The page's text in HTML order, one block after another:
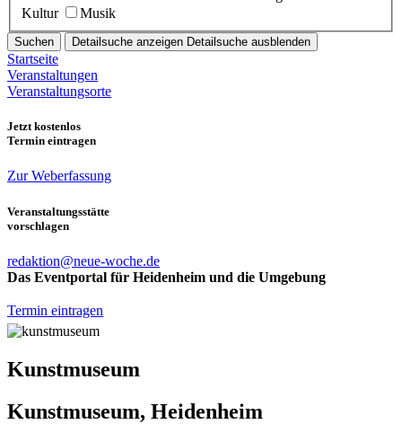
Kultur
Musik
Suchen Detailsuche anzeigen Detailsuche ausblenden
Startseite
Veranstaltungen
Veranstaltungsorte
Jetzt kostenlos
Termin eintragen
Zur Weberfassung
Veranstaltungsstätte
vorschlagen
redaktion@neue-woche.de
Das Eventportal für Heidenheim und die Umgebung
Termin eintragen
Kunstmuseum
Kunstmuseum, Heidenheim